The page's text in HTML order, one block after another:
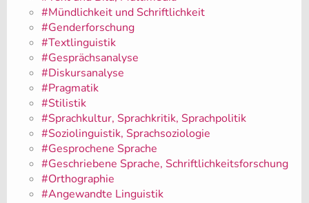
#Mündlichkeit und Schriftlichkeit
#Genderforschung
#Textlinguistik
#Gesprächsanalyse
#Diskursanalyse
#Pragmatik
#Stilistik
#Sprachkultur, Sprachkritik, Sprachpolitik
#Soziolinguistik, Sprachsoziologie
#Gesprochene Sprache
#Geschriebene Sprache, Schriftlichkeitsforschung
#Orthographie
#Angewandte Linguistik